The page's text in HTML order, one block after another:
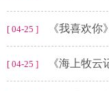
[ 04-25 ] 《我喜欢你》
[ 04-25 ] 《海上牧云记》